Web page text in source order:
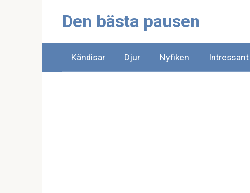
Den bästa pausen
Kändisar Djur Nyfiken Intressant